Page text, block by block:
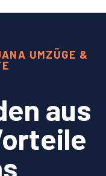
UMZÜGE &
aus